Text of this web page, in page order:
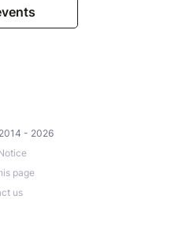
- 2026
page
us